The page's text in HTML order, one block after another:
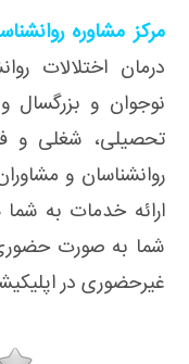
مرکز مشاوره
درمان اختلالات
نوجوان و بزرگسال
تحصیلی، شغلی و
روانشناسان و
ارائه خدمات به
شما به صورت
غیرحضوری در